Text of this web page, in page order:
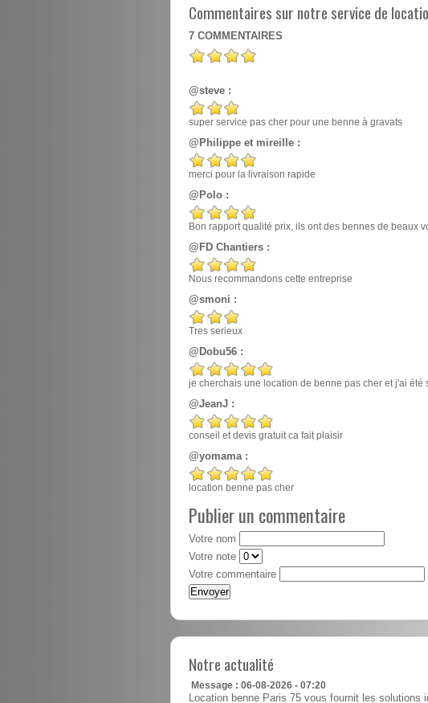
Commentaires sur notre service de
7 COMMENTAIRES
@steve :
super service pas cher pour une benne à gravats
@Philippe et mireille :
merci pour la livraison rapide
@Polo :
Bon rapport qualité prix, ils ont des bennes de beaux
@FD Chantiers :
Nous recommandons cette entreprise
@smoni :
Tres serieux
@Dobu56 :
je cherchais une location de benne pas cher et j'ai été
@JeanJ :
conseil et devis gratuit ca fait plaisir
@yomama :
location benne pas cher
Publier un commentaire
Votre nom
Votre note
Votre commentaire
Notre actualité
Message : 06-08-2026 - 07:20
Location benne Paris 75 vous fournit les solutions